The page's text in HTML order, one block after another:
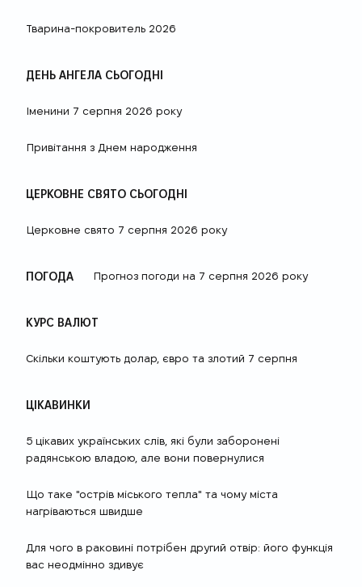
Тварина-покровитель 2026
ДЕНЬ АНГЕЛА СЬОГОДНІ
Іменини 7 серпня 2026 року
Привітання з Днем народження
ЦЕРКОВНЕ СВЯТО СЬОГОДНІ
Церковне свято 7 серпня 2026 року
ПОГОДА Прогноз погоди на 7 серпня 2026 року
КУРС ВАЛЮТ
Скільки коштують долар, євро та злотий 7 серпня
ЦІКАВИНКИ
5 цікавих українських слів, які були заборонені
радянською владою, але вони повернулися
Що таке "острів міського тепла" та чому міста
нагріваються швидше
Для чого в раковині потрібен другий отвір: його функція
вас неодмінно здивує